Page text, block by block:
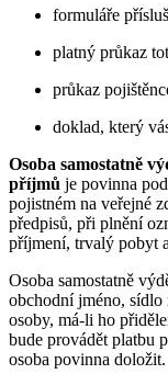
formuláře
platný průkaz
průkaz
doklad, který
Osoba samostatně
příjmů je povinna
pojistném na veřejné
předpisů, při plnění
příjmení, trvalý pobyt
Osoba samostatně
obchodní jméno,
osoby, má-li ho
bude provádět platbu
osoba povinna doložit.